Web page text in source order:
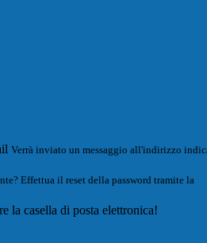
Verrà inviato un messaggio all'indirizzo
Effettua il reset della password tramite la
la casella di posta elettronica!